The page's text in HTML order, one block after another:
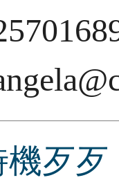
機歹